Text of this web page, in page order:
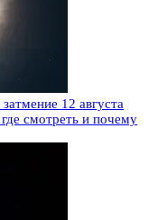
12 августа
смотреть и почему